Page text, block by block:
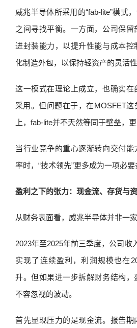
威兆半导体所采用的“fab-lite”模式
之间寻找平衡。一方面，公司保留
进封装能力，以提升性能与成本控
化制造外包，以保持轻资产的灵活性
这一模式在理论上成立，也确实在
采用。但问题在于，在MOSFET
上，fab-lite并不天然等同于壁垒，
当行业竞争的重心逐渐转向交付
率时，“技术领先”更多成为一项必要
盈利之下的张力：现金流、存货与
从财务表面看，威兆半导体并非一家
2023年至2025年前三季度，公司收
实现了连续盈利，利润规模也在
升。但如果进一步拆解财务结构，
不容忽视的波动。
首先显现压力的是现金流。报告期